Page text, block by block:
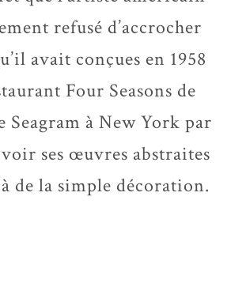
refusé d’accrocher
avait conçues en 1958
Four Seasons de
Seagram à New York par
ses œuvres abstraites
de la simple décoration.